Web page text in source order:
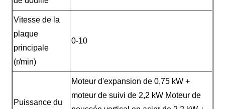
Vitesse de la
plaque
principale
(r/min)
0-10
Puissance du
Moteur d'expansion de 0,75 kW +
moteur de suivi de 2,2 kW Moteur de